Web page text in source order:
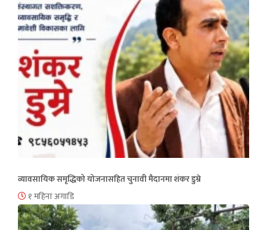
व्यावसायिक समृद्धिको योजनासहित चुनावी मैदानमा शंकर डुम्रे
१ महिना अगाडि